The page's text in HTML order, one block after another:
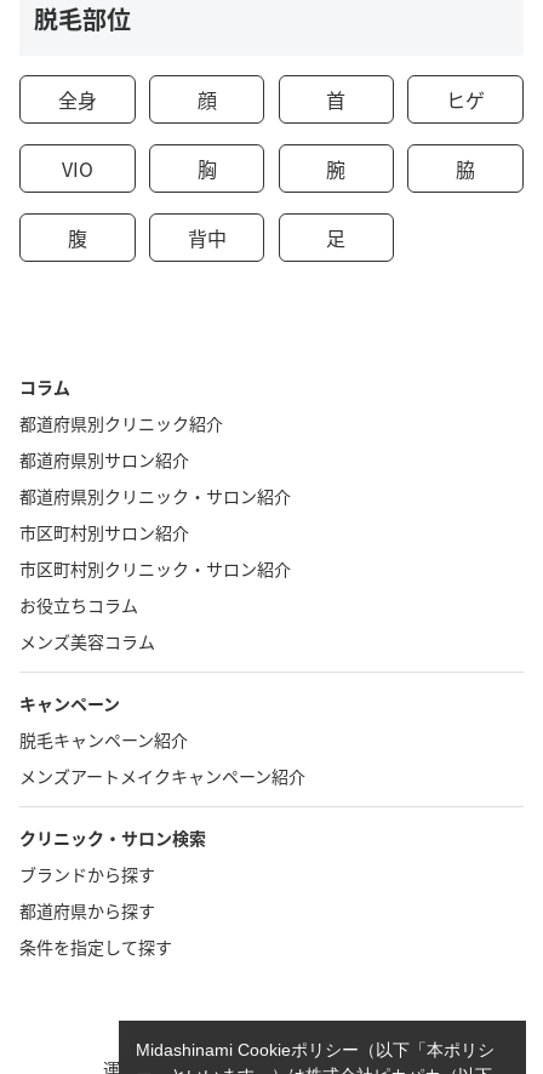
脱毛部位
全身 顔 首 ヒゲ
VIO 胸 腕 脇
腹 背中 足
コラム
都道府県別クリニック紹介
都道府県別サロン紹介
都道府県別クリニック・サロン紹介
市区町村別サロン紹介
市区町村別クリニック・サロン紹介
お役立ちコラム
メンズ美容コラム
キャンペーン
脱毛キャンペーン紹介
メンズアートメイクキャンペーン紹介
クリニック・サロン検索
ブランドから探す
都道府県から探す
条件を指定して探す
運営者情報
執筆者一覧
Midashinami Cookieポリシー（以下「本ポリシ